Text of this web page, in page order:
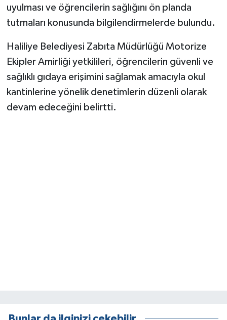
uyulması ve öğrencilerin sağlığını ön planda
tutmaları konusunda bilgilendirmelerde bulundu.
Haliliye Belediyesi Zabıta Müdürlüğü Motorize
Ekipler Amirliği yetkilileri, öğrencilerin güvenli ve
sağlıklı gıdaya erişimini sağlamak amacıyla okul
kantinlerine yönelik denetimlerin düzenli olarak
devam edeceğini belirtti.